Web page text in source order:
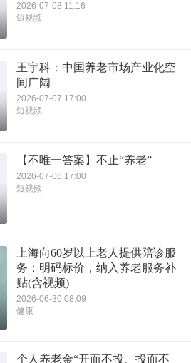
2026-07-08 11:16
短视频
王宇科：中国养老市场产业化空
间广阔
2026-07-07 17:00
短视频
【不唯一答案】不止“养老”
2026-07-06 17:00
短视频
上海向60岁以上老人提供陪诊服
务：明码标价，纳入养老服务补
贴(含视频)
2026-06-30 08:09
健康
个人养老金“开而不投、投而不